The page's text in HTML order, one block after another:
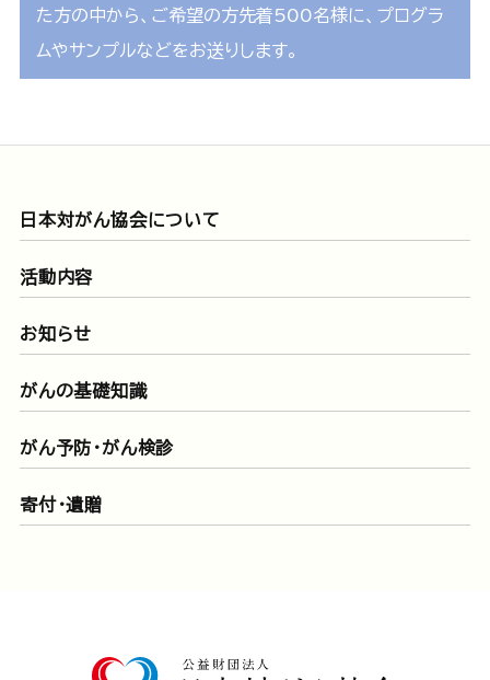
た方の中から、ご希望の方先着500名様に、プログラ
ムやサンプルなどをお送りします。
日本対がん協会について
活動内容
お知らせ
がんの基礎知識
がん予防・がん検診
寄付・遺贈